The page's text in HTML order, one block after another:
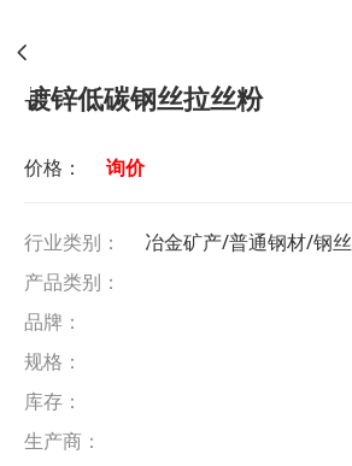
镀锌低碳钢丝拉丝粉
价格： 询价
行业类别：
冶金矿产/普通钢材/钢丝
产品类别：
品牌：
规格：
库存：
生产商：